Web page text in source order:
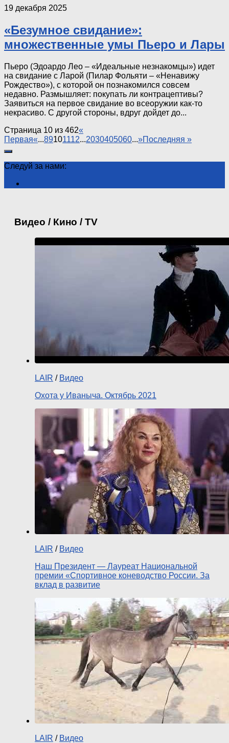
19 декабря 2025
«Безумное свидание»:
множественные умы Пьеро и Лары
Пьеро (Эдоардо Лео – «Идеальные незнакомцы») идет
на свидание с Ларой (Пилар Фольяти – «Ненавижу
Рождество»), с которой он познакомился совсем
недавно. Размышляет: покупать ли контрацептивы?
Заявиться на первое свидание во всеоружии как-то
некрасиво. С другой стороны, вдруг дойдет до...
Страница 10 из 462«
Первая«...89101112...2030405060...»Последняя »
Следуй за нами:
Видео / Кино / TV
LAIR / Видео
Охота у Иваныча. Октябрь 2021
LAIR / Видео
Наш Президент — Лауреат Национальной
премии «Спортивное коневодство России. За
вклад в развитие
LAIR / Видео